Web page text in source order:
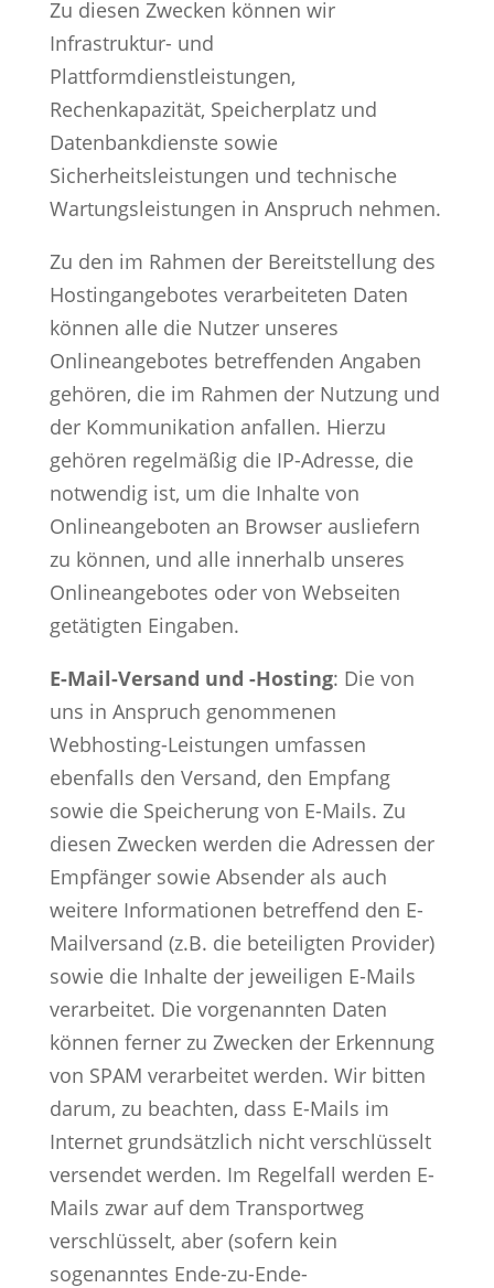
Zu diesen Zwecken können wir
Infrastruktur- und
Plattformdienstleistungen,
Rechenkapazität, Speicherplatz und
Datenbankdienste sowie
Sicherheitsleistungen und technische
Wartungsleistungen in Anspruch nehmen.
Zu den im Rahmen der Bereitstellung des
Hostingangebotes verarbeiteten Daten
können alle die Nutzer unseres
Onlineangebotes betreffenden Angaben
gehören, die im Rahmen der Nutzung und
der Kommunikation anfallen. Hierzu
gehören regelmäßig die IP-Adresse, die
notwendig ist, um die Inhalte von
Onlineangeboten an Browser ausliefern
zu können, und alle innerhalb unseres
Onlineangebotes oder von Webseiten
getätigten Eingaben.
E-Mail-Versand und -Hosting: Die von
uns in Anspruch genommenen
Webhosting-Leistungen umfassen
ebenfalls den Versand, den Empfang
sowie die Speicherung von E-Mails. Zu
diesen Zwecken werden die Adressen der
Empfänger sowie Absender als auch
weitere Informationen betreffend den E-
Mailversand (z.B. die beteiligten Provider)
sowie die Inhalte der jeweiligen E-Mails
verarbeitet. Die vorgenannten Daten
können ferner zu Zwecken der Erkennung
von SPAM verarbeitet werden. Wir bitten
darum, zu beachten, dass E-Mails im
Internet grundsätzlich nicht verschlüsselt
versendet werden. Im Regelfall werden E-
Mails zwar auf dem Transportweg
verschlüsselt, aber (sofern kein
sogenanntes Ende-zu-Ende-